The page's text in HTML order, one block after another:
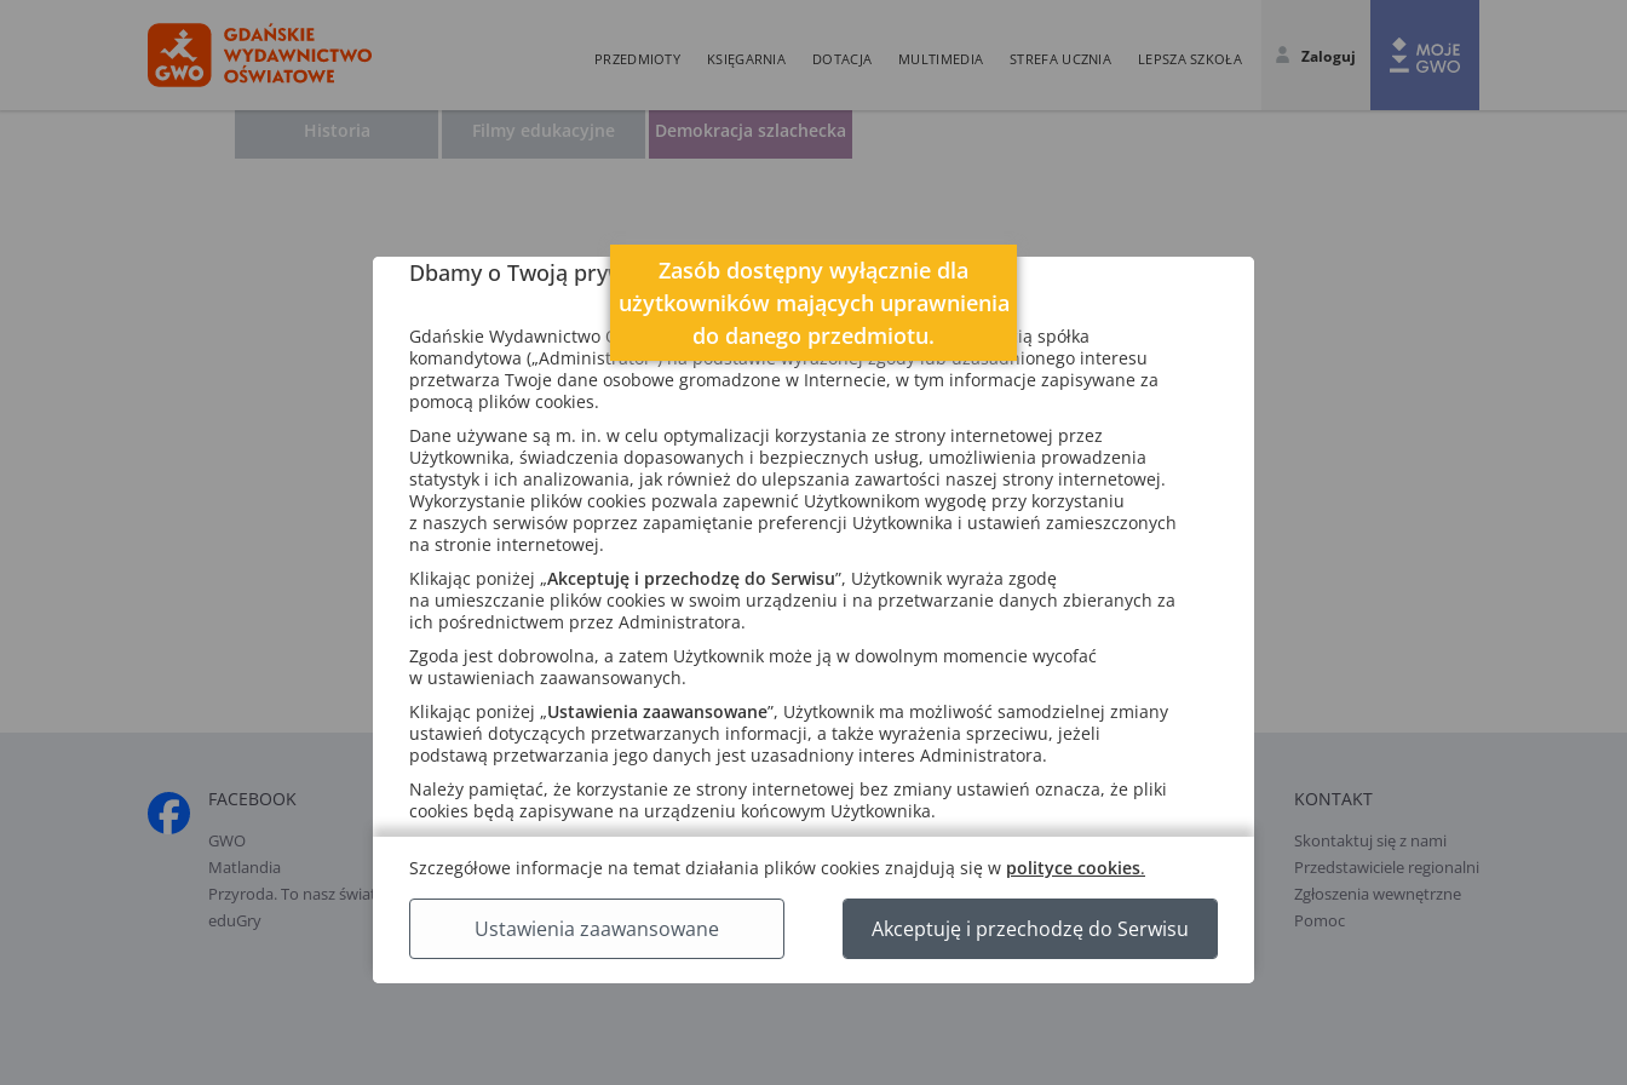
PRZEDMIOTY KSIĘGARNIA DOTACJA MULTIMEDIA STREFA UCZNIA LEPSZA SZKOŁA Zaloguj
Historia Filmy edukacyjne Demokracja szlachecka
FACEBOOK
GWO
Matlandia
Przyroda. To nasz świat
eduGry
POLECANE STRONY
Szkolenia Akademii GWO
Blog GWO
Labirynty wiedzy
Programy komputerowe GWO
O NAS
Historia GWO
Kodeks Dobrych Praktyk
Pod patronatem
WSPÓŁPRACA Z GWO
Zostań autorem
Praca
Dla księgarni i hurtowni
KONTAKT
Skontaktuj się z nami
Przedstawiciele regionalni
Zgłoszenia wewnętrzne
Pomoc
Dbamy o Twoją prywatność
Gdańskie Wydawnictwo Oświatowe spółka z ograniczoną odpowiedzialnością spółka
komandytowa („Administrator”) na podstawie wyrażonej zgody lub uzasadnionego interesu
przetwarza Twoje dane osobowe gromadzone w Internecie, w tym informacje zapisywane za
pomocą plików cookies.
Dane używane są m. in. w celu optymalizacji korzystania ze strony internetowej przez
Użytkownika, świadczenia dopasowanych i bezpiecznych usług, umożliwienia prowadzenia
statystyk i ich analizowania, jak również do ulepszania zawartości naszej strony internetowej.
Wykorzystanie plików cookies pozwala zapewnić Użytkownikom wygodę przy korzystaniu
z naszych serwisów poprzez zapamiętanie preferencji Użytkownika i ustawień zamieszczonych
na stronie internetowej.
Klikając poniżej „Akceptuję i przechodzę do Serwisu”, Użytkownik wyraża zgodę
na umieszczanie plików cookies w swoim urządzeniu i na przetwarzanie danych zbieranych za
ich pośrednictwem przez Administratora.
Zgoda jest dobrowolna, a zatem Użytkownik może ją w dowolnym momencie wycofać
w ustawieniach zaawansowanych.
Klikając poniżej „Ustawienia zaawansowane”, Użytkownik ma możliwość samodzielnej zmiany
ustawień dotyczących przetwarzanych informacji, a także wyrażenia sprzeciwu, jeżeli
podstawą przetwarzania jego danych jest uzasadniony interes Administratora.
Należy pamiętać, że korzystanie ze strony internetowej bez zmiany ustawień oznacza, że pliki
cookies będą zapisywane na urządzeniu końcowym Użytkownika.
Szczegółowe informacje na temat działania plików cookies znajdują się w polityce cookies.
Ustawienia zaawansowane Akceptuję i przechodzę do Serwisu